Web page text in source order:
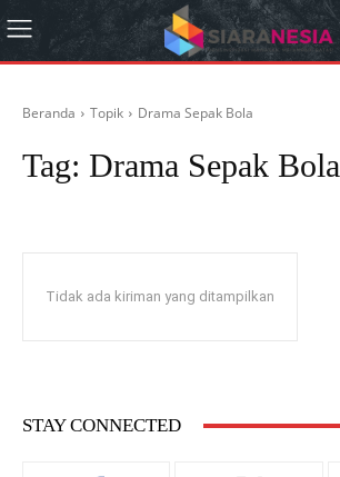
Beranda Topik Drama Sepak Bola
Tag: Drama Sepak Bola
Tidak ada kiriman yang ditampilkan
STAY CONNECTED